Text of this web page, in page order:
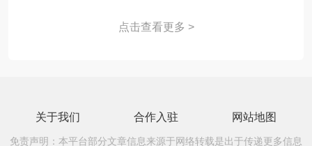
点击查看更多 >
关于我们 合作入驻 网站地图
免责声明：本平台部分文章信息来源于网络转载是出于传递更多信息